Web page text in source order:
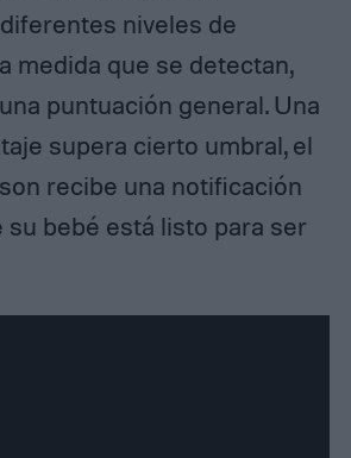
niveles de
medida que se detectan,
puntuación general. Una
supera cierto umbral, el
recibe una notificación
su bebé está listo para ser